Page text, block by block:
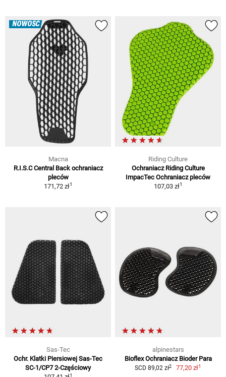
NOWOŚĆ
Macna
R.I.S.C Central Back ochraniacz
pleców
171,72 zł1
Riding Culture
Ochraniacz Riding Culture
ImpacTec Ochraniacz pleców
107,03 zł1
Sas-Tec
Ochr. Klatki Piersiowej Sas-Tec
SC-1/CP7 2-Częściowy
1
alpinestars
Bioflex Ochraniacz Bioder Para
SCD 89,02 zł2 77,20 zł1